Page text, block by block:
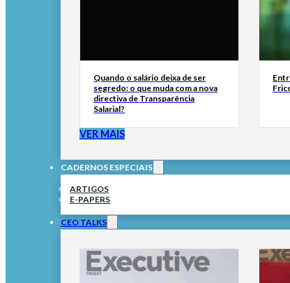
Quando o salário deixa de ser
segredo: o que muda com a nova
directiva de Transparência
Salarial?
VER MAIS
CADERNOS ESPECIAIS
ARTIGOS
E-PAPERS
CEO TALKS